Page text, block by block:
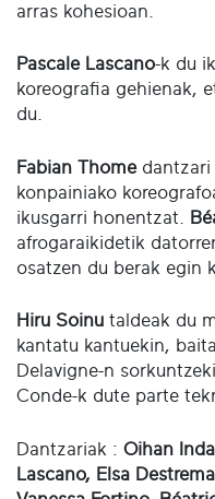
arras kohesioan.
Pascale Lascano-k du
koreografia gehienak,
du.
Fabian Thomedantzari
konpainiako
ikusgarri honentzat.
afrogaraikidetik
osatzen du berak egin
Hiru Soinu taldeak du
kantatu kantuekin,
Delavigne-n
Conde-k dute parte
Dantzariak : Oihan
Lascano, Elsa